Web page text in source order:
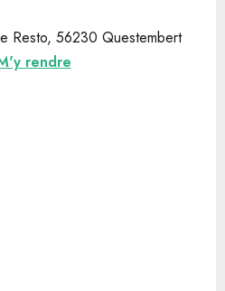
Resto, 56230 Questembert
rendre